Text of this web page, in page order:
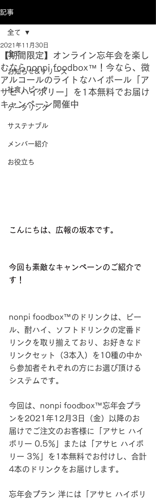
記事
全て
お知らせ&リリース
社食トピック
ケータリング
サステナブル
メンバー紹介
お役立ち
全て
【期間限定】オンライン忘年会を楽し
むならnonpi foodbox™！今なら、微
アルコールのライトなハイボール「ア
サヒ ハイボリー」を1本無料でお届け
キャンペーン開催中
2021年11月30日
こんにちは、広報の坂本です。
今回も素敵なキャンペーンのご紹介で
す！
nonpi foodbox™のドリンクは、ビー
ル、酎ハイ、ソフトドリンクの定番ド
リンクを取り揃えており、お好きなド
リンクセット（3本入）を10種の中か
ら参加者それぞれの方にお選び頂ける
システムです。
今回は、nonpi foodbox™忘年会プラ
ンを2021年12月3日（金）以降のお
届けでご注文のお客様に「アサヒ ハイ
ボリー 0.5％」または「アサヒ ハイボ
リー 3％」を1本無料でお付けし、合計
4本のドリンクをお届けします。
忘年会プラン 洋には「アサヒ ハイボリ